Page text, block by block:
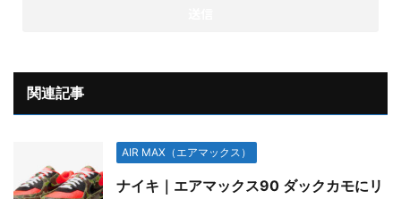
関連記事
AIR MAX（エアマックス）
ナイキ｜エアマックス90 ダックカモにリ